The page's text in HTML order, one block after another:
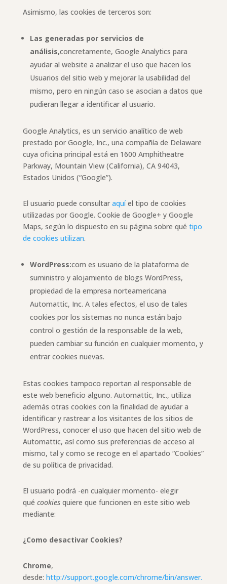
Asimismo, las cookies de terceros son:
Las generadas por servicios de
análisis,concretamente, Google Analytics para
ayudar al website a analizar el uso que hacen los
Usuarios del sitio web y mejorar la usabilidad del
mismo, pero en ningún caso se asocian a datos que
pudieran llegar a identificar al usuario.
Google Analytics, es un servicio analítico de web
prestado por Google, Inc., una compañía de Delaware
cuya oficina principal está en 1600 Amphitheatre
Parkway, Mountain View (California), CA 94043,
Estados Unidos (“Google”).
El usuario puede consultar aquíel tipo de cookies
utilizadas por Google. Cookie de Google+ y Google
Maps, según lo dispuesto en su página sobre qué tipo
de cookies utilizan.
WordPress:com es usuario de la plataforma de
suministro y alojamiento de blogs WordPress,
propiedad de la empresa norteamericana
Automattic, Inc. A tales efectos, el uso de tales
cookies por los sistemas no nunca están bajo
control o gestión de la responsable de la web,
pueden cambiar su función en cualquier momento, y
entrar cookies nuevas.
Estas cookies tampoco reportan al responsable de
este web beneficio alguno. Automattic, Inc., utiliza
además otras cookies con la finalidad de ayudar a
identificar y rastrear a los visitantes de los sitios de
WordPress, conocer el uso que hacen del sitio web de
Automattic, así como sus preferencias de acceso al
mismo, tal y como se recoge en el apartado “Cookies”
de su política de privacidad.
El usuario podrá -en cualquier momento- elegir
qué cookies quiere que funcionen en este sitio web
mediante:
¿Como desactivar Cookies?
Chrome,
desde: http://support.google.com/chrome/bin/answer.